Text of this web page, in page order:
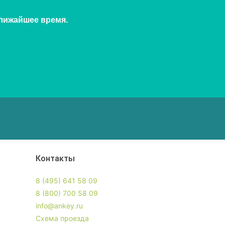
время.
Контакты
8 (495) 641 58 09
8 (800) 700 58 09
info@ankey.ru
Схема проезда